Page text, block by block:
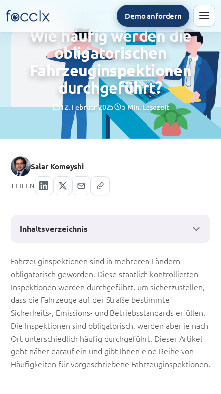
Demo anfordern
Startseite / Wie häufig werden die obligatorischen Fahrzeuginspektionen durchgeführt?
Wie häufig werden die
obligatorischen
Fahrzeuginspektionen
durchgeführt?
12. Februar 2025 5 Min. Lesezeit
Salar Komeyshi
TEILEN
Wie
häufig
werden
die
obligatorischen
Fahrzeuginspektionen
durchgeführt?
Fahrzeuginspektionen sind in mehreren Ländern
obligatorisch geworden. Diese staatlich kontrollierten
Inspektionen werden durchgeführt, um sicherzustellen,
dass die Fahrzeuge auf der Straße bestimmte
Sicherheits-, Emissions- und Betriebsstandards erfüllen.
Die Inspektionen sind obligatorisch, werden aber je nach
Ort unterschiedlich häufig durchgeführt. Dieser Artikel
geht näher darauf ein und gibt Ihnen eine Reihe von
Häufigkeiten für vorgeschriebene Fahrzeuginspektionen.
Inhaltsverzeichnis